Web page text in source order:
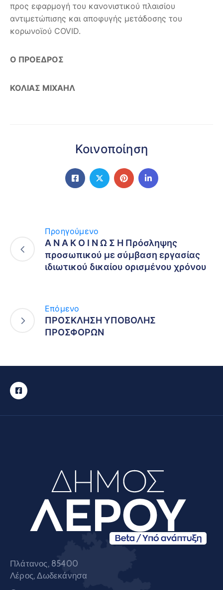
προς εφαρμογή του κανονιστικού πλαισίου
αντιμετώπισης και αποφυγής μετάδοσης του
κορωνοϊού COVID.
Ο ΠΡΟΕΔΡΟΣ
ΚΟΛΙΑΣ ΜΙΧΑΗΛ
Κοινοποίηση
Προηγούμενο
Α Ν Α Κ Ο Ι Ν Ω Σ Η Πρόσληψης
προσωπικού με σύμβαση εργασίας
ιδιωτικού δικαίου ορισμένου χρόνου
Επόμενο
ΠΡΟΣΚΛΗΣΗ ΥΠΟΒΟΛΗΣ
ΠΡΟΣΦΟΡΩΝ
Πλάτανος, 85400
Λέρος, Δωδεκάνησα